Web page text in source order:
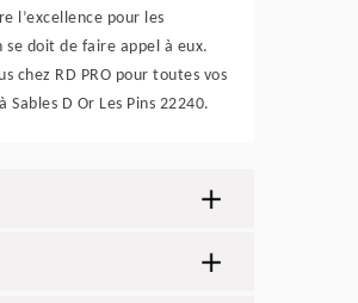
l’excellence pour les
doit de faire appel à eux.
chez RD PRO pour toutes vos
D Or Les Pins 22240.